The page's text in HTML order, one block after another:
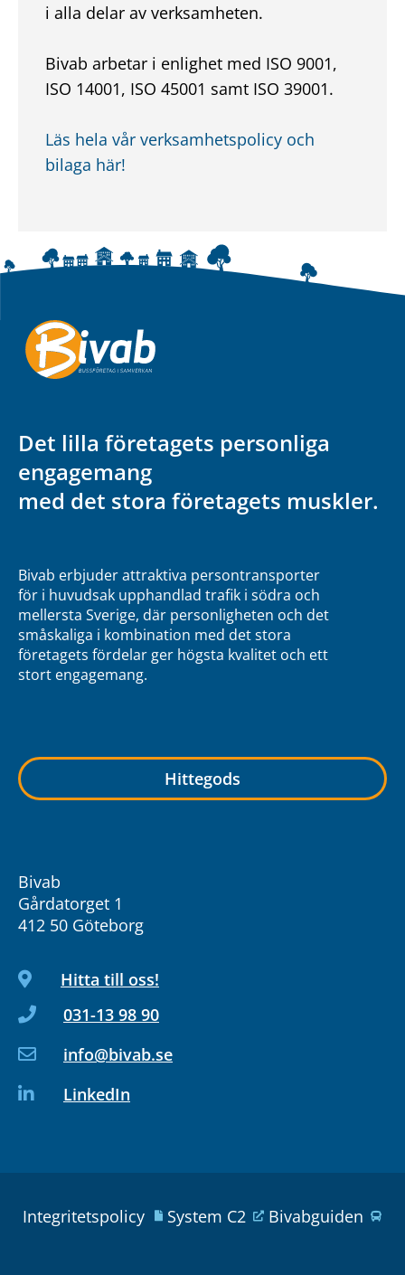
i alla delar av verksamheten.
Bivab arbetar i enlighet med ISO 9001,
ISO 14001, ISO 45001 samt ISO 39001.
Läs hela vår verksamhetspolicy och
bilaga här!
Det lilla företagets personliga
engagemang
med det stora företagets muskler.
Bivab erbjuder attraktiva persontransporter
för i huvudsak upphandlad trafik i södra och
mellersta Sverige, där personligheten och det
småskaliga i kombination med det stora
företagets fördelar ger högsta kvalitet och ett
stort engagemang.
Hittegods
Bivab
Gårdatorget 1
412 50 Göteborg
Hitta till oss!
031-13 98 90
info@bivab.se
LinkedIn
Integritetspolicy System C2 Bivabguiden